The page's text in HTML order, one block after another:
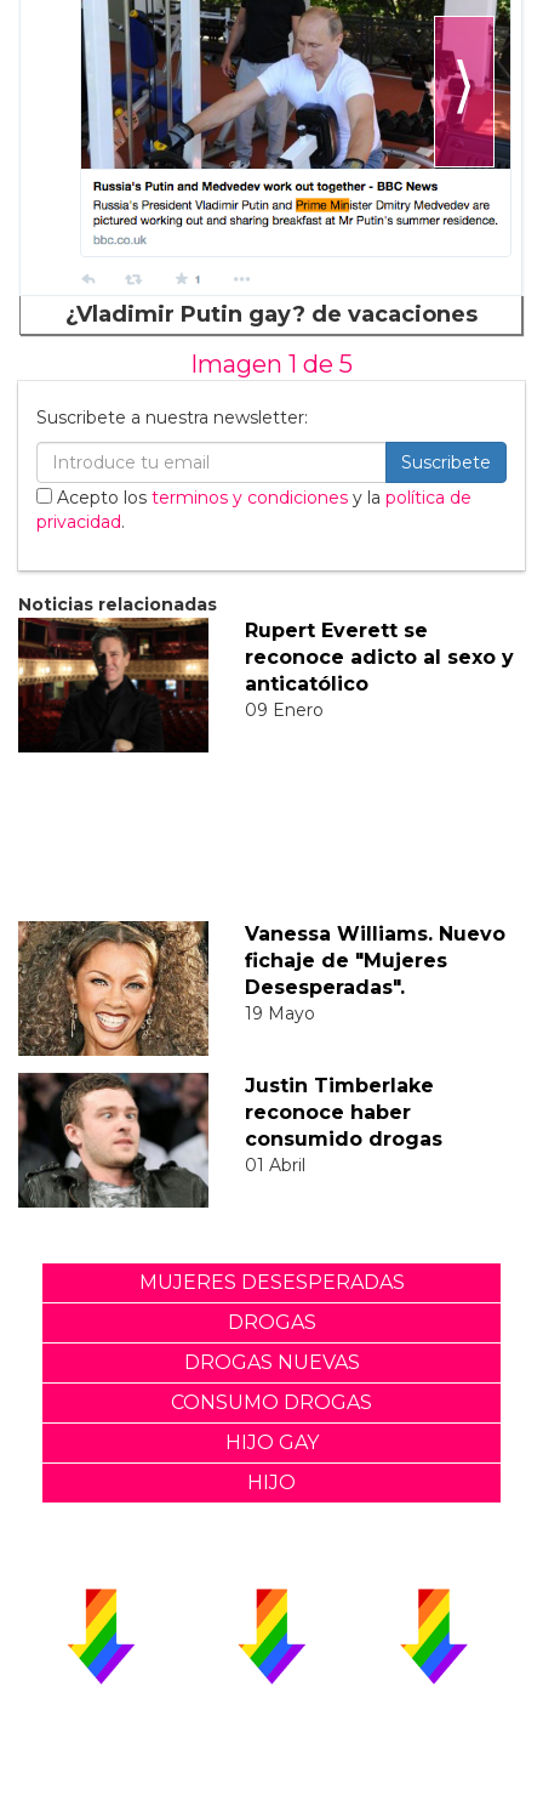
⟩
¿Vladimir Putin gay? de vacaciones
Imagen 1 de 5
Suscribete a nuestra newsletter:
Suscribete
Acepto los terminos y condiciones y la política de
privacidad.
Noticias relacionadas
Rupert Everett se
reconoce adicto al sexo y
anticatólico
09 Enero
Vanessa Williams. Nuevo
fichaje de "Mujeres
Desesperadas".
19 Mayo
Justin Timberlake
reconoce haber
consumido drogas
01 Abril
MUJERES DESESPERADAS
DROGAS
DROGAS NUEVAS
CONSUMO DROGAS
HIJO GAY
HIJO